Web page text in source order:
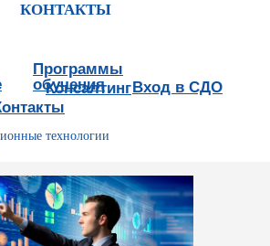
КОНТАКТЫ
Программы
обучения
КонсалтингВход в СДО
технологии